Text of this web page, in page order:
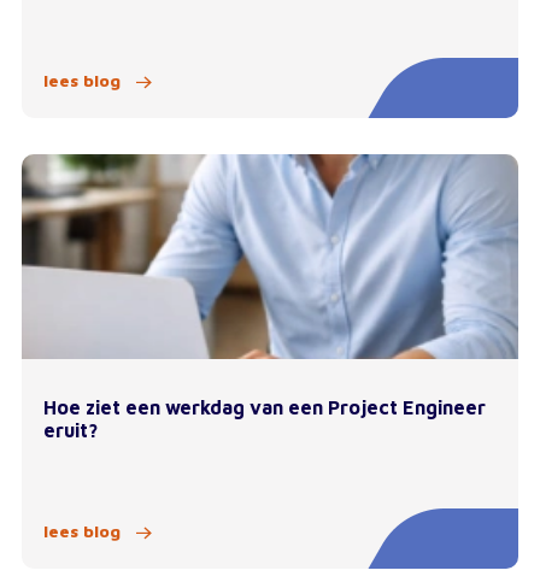
lees blog
Hoe ziet een werkdag van een Project Engineer
eruit?
lees blog